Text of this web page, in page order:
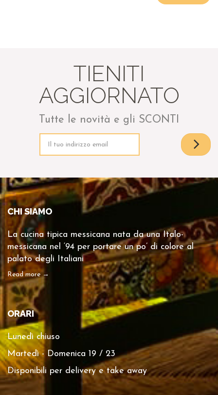
TIENITI
AGGIORNATO
Tutte le novità e gli SCONTI
CHI SIAMO
La cucina tipica messicana nata da una Italo-
messicana nel ‘94 per portare un po’ di colore al
palato degli Italiani
Read more →
ORARI
Lunedì chiuso
Martedì - Domenica 19 / 23
Disponibili per delivery e take away